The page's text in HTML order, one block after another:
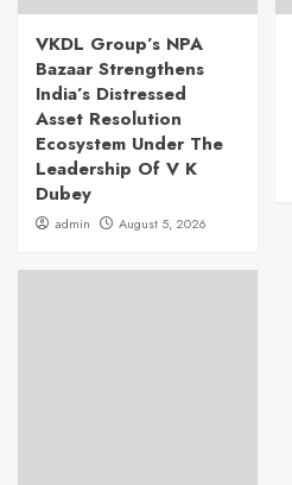
VKDL Group’s NPA
Bazaar Strengthens
India’s Distressed
Asset Resolution
Ecosystem Under The
Leadership Of V K
Dubey
admin August 5, 2026